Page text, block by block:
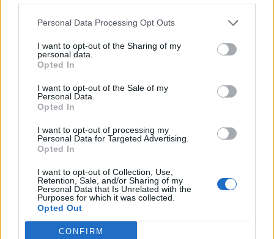
Personal Data Processing Opt Outs
I want to opt-out of the Sharing of my
personal data.
Opted In
I want to opt-out of the Sale of my
Personal Data.
Opted In
I want to opt-out of processing my
Personal Data for Targeted Advertising.
Opted In
I want to opt-out of Collection, Use,
Retention, Sale, and/or Sharing of my
Personal Data that Is Unrelated with the
Purposes for which it was collected.
Opted Out
CONFIRM
offenzívájával foglalkoztak.
A hírszerzés három pontban foglalta össze meglátásait: Az
elmúlt egy hét során az orosz szárazföldi erők egyre
gyorsabb ütemben törnek előre a kelet-ukrajnai Pokrovszk
kilométerre vannak a város határától, az előretörés
azonban valószínűleg le fog lassulni akkor, amikor elérik a
KEDVES OLVASÓNK!
A keresett cikk a portfolio.hu hírarchívumához
tartozik, melynek olvasása előfizetéses
regisztrációhoz kötött.
Az előfizetés a következőket tartalmazza: